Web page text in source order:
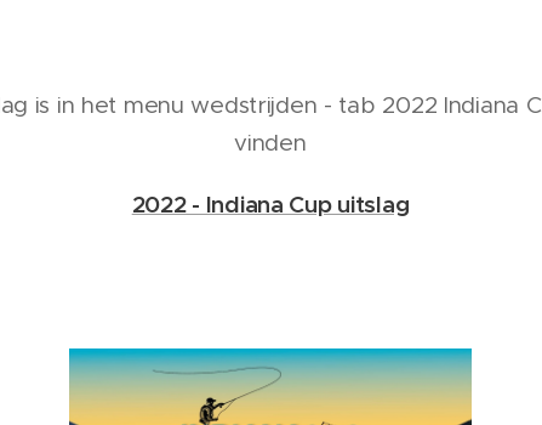
is in het menu wedstrijden - tab 2022 Indiana
vinden
2022 - Indiana Cup uitslag